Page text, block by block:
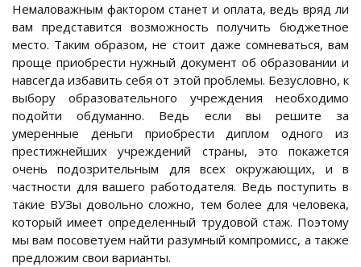
Немаловажным фактором станет и оплата, ведь вряд ли
вам представится возможность получить бюджетное
место. Таким образом, не стоит даже сомневаться, вам
проще приобрести нужный документ об образовании и
навсегда избавить себя от этой проблемы. Безусловно, к
выбору образовательного учреждения необходимо
подойти обдуманно. Ведь если вы решите за
умеренные деньги приобрести диплом одного из
престижнейших учреждений страны, это покажется
очень подозрительным для всех окружающих, и в
частности для вашего работодателя. Ведь поступить в
такие ВУЗы довольно сложно, тем более для человека,
который имеет определенный трудовой стаж. Поэтому
мы вам посоветуем найти разумный компромисс, а также
предложим свои варианты.